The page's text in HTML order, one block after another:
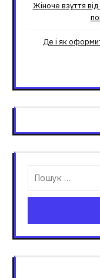
Жіноче взуття
Де і як